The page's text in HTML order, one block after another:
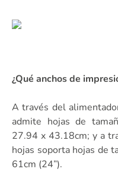
¿Qué anchos de
A través del
admite hojas de
27.94 x 43.18cm; y a
hojas soporta hojas de
61cm (24”).